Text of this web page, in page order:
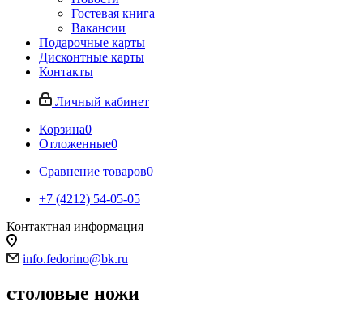
Гостевая книга
Вакансии
Подарочные карты
Дисконтные карты
Контакты
Личный кабинет
Корзина0
Отложенные0
Сравнение товаров0
+7 (4212) 54-05-05
Контактная информация
info.fedorino@bk.ru
столовые ножи